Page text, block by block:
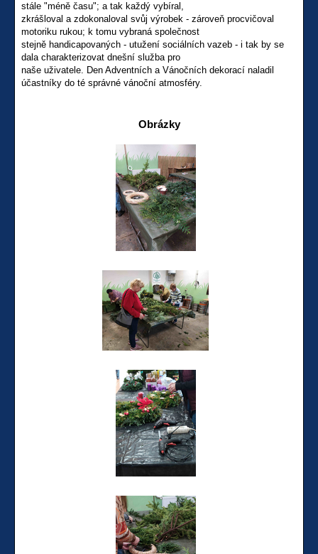
stále "méně času"; a tak každý vybíral,
zkrášloval a zdokonaloval svůj výrobek - zároveň procvičoval
motoriku rukou; k tomu vybraná společnost
stejně handicapovaných - utužení sociálních vazeb - i tak by se
dala charakterizovat dnešní služba pro
naše uživatele. Den Adventních a Vánočních dekorací naladil
účastníky do té správné vánoční atmosféry.
Obrázky